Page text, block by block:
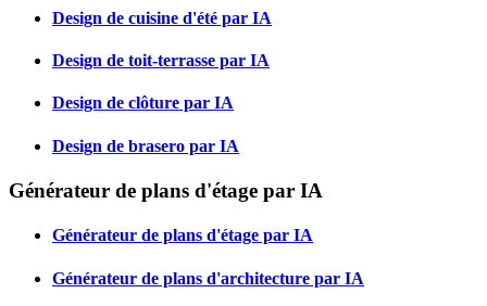
Design de cuisine d'été par IA
Design de toit-terrasse par IA
Design de clôture par IA
Design de brasero par IA
Générateur de plans d'étage par IA
Générateur de plans d'étage par IA
Générateur de plans d'architecture par IA